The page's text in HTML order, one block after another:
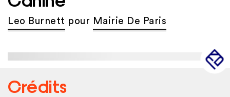
Leo Burnett pour Mairie De Paris
Crédits